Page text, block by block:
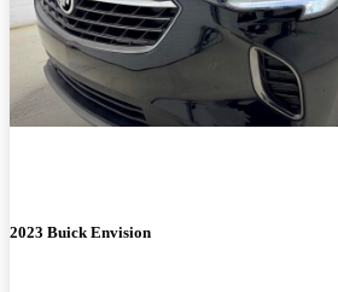
2023 Buick Envision